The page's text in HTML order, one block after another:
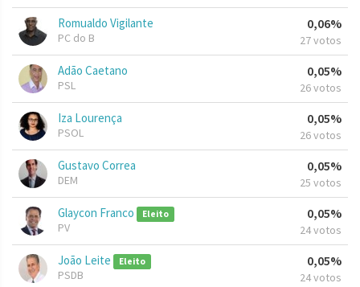
Romualdo Vigilante
PC do B
0,06%
27 votos
Adão Caetano
PSL
0,05%
26 votos
Iza Lourença
PSOL
0,05%
26 votos
Gustavo Correa
DEM
0,05%
25 votos
Glaycon Franco Eleito
PV
0,05%
24 votos
João Leite Eleito
PSDB
0,05%
24 votos